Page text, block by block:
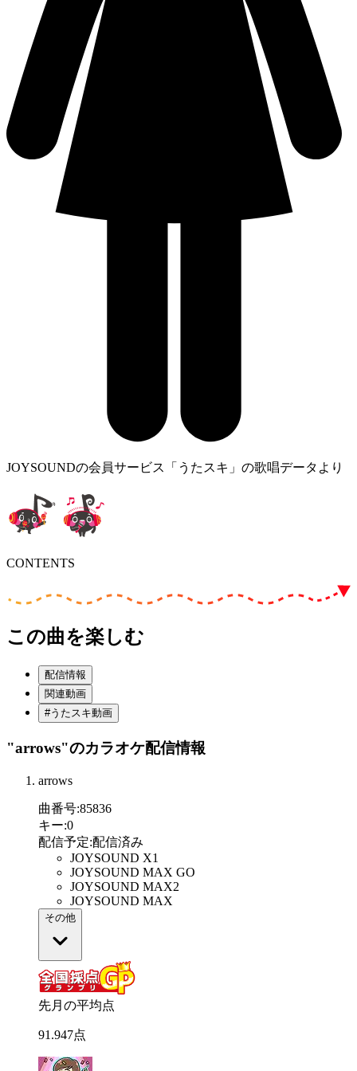
JOYSOUNDの会員サービス「うたスキ」の歌唱データより
CONTENTS
この曲を楽しむ
配信情報
関連動画
#うたスキ動画
"arrows"のカラオケ配信情報
arrows
曲番号:85836
キー:0
配信予定:配信済み
JOYSOUND X1
JOYSOUND MAX GO
JOYSOUND MAX2
JOYSOUND MAX
その他
先月の平均点
91 .947点